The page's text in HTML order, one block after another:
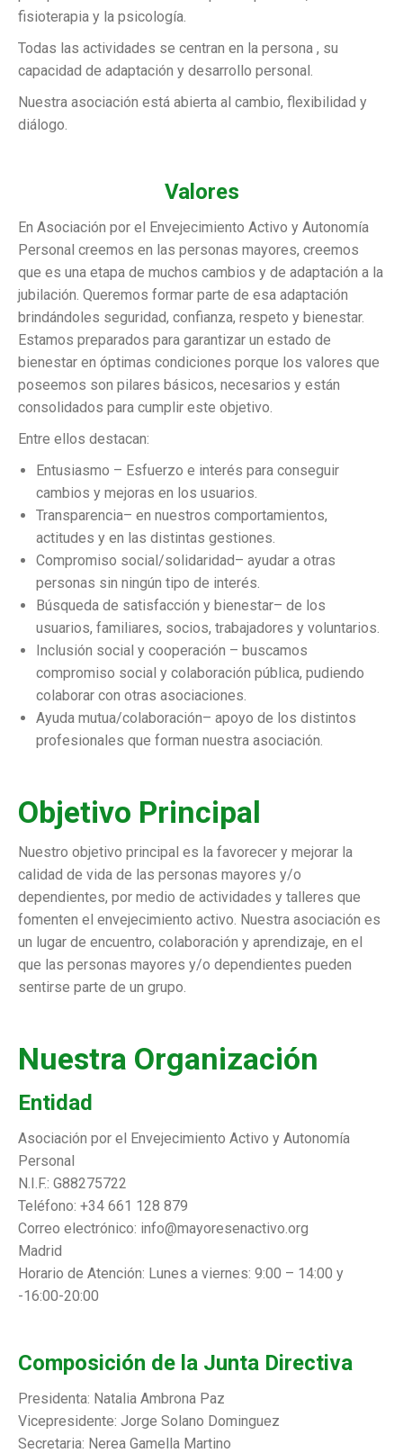
fisioterapia y la psicología.
Todas las actividades se centran en la persona , su
capacidad de adaptación y desarrollo personal.
Nuestra asociación está abierta al cambio, flexibilidad y
diálogo.
Valores
En Asociación por el Envejecimiento Activo y Autonomía
Personal creemos en las personas mayores, creemos
que es una etapa de muchos cambios y de adaptación a la
jubilación. Queremos formar parte de esa adaptación
brindándoles seguridad, confianza, respeto y bienestar.
Estamos preparados para garantizar un estado de
bienestar en óptimas condiciones porque los valores que
poseemos son pilares básicos, necesarios y están
consolidados para cumplir este objetivo.
Entre ellos destacan:
Entusiasmo – Esfuerzo e interés para conseguir
cambios y mejoras en los usuarios.
Transparencia– en nuestros comportamientos,
actitudes y en las distintas gestiones.
Compromiso social/solidaridad– ayudar a otras
personas sin ningún tipo de interés.
Búsqueda de satisfacción y bienestar– de los
usuarios, familiares, socios, trabajadores y voluntarios.
Inclusión social y cooperación – buscamos
compromiso social y colaboración pública, pudiendo
colaborar con otras asociaciones.
Ayuda mutua/colaboración– apoyo de los distintos
profesionales que forman nuestra asociación.
Objetivo Principal
Nuestro objetivo principal es la favorecer y mejorar la
calidad de vida de las personas mayores y/o
dependientes, por medio de actividades y talleres que
fomenten el envejecimiento activo. Nuestra asociación es
un lugar de encuentro, colaboración y aprendizaje, en el
que las personas mayores y/o dependientes pueden
sentirse parte de un grupo.
Nuestra Organización
Entidad
Asociación por el Envejecimiento Activo y Autonomía
Personal
N.I.F.: G88275722
Teléfono: +34 661 128 879
Correo electrónico: info@mayoresenactivo.org
Madrid
Horario de Atención: Lunes a viernes: 9:00 – 14:00 y
-16:00-20:00
Composición de la Junta Directiva
Presidenta: Natalia Ambrona Paz
Vicepresidente: Jorge Solano Dominguez
Secretaria: Nerea Gamella Martino